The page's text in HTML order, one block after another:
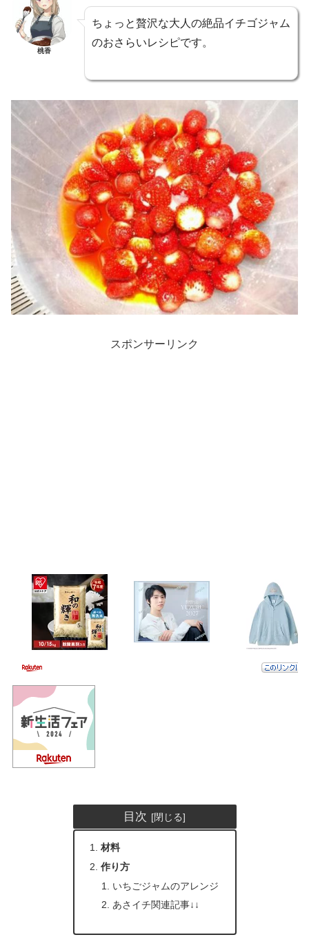
桃香
ちょっと贅沢な大人の絶品イチゴジャム
のおさらいレシピです。
スポンサーリンク
目次
材料
作り方
いちごジャムのアレンジ
あさイチ関連記事↓↓